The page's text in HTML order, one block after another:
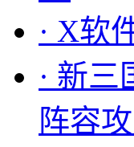
· X软
· 新三
阵容